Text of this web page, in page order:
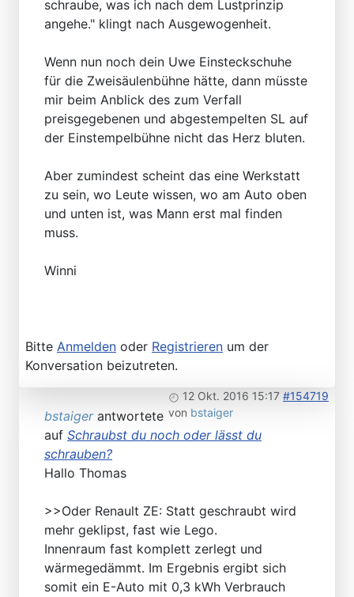
schraube, was ich nach dem Lustprinzip
angehe." klingt nach Ausgewogenheit.
Wenn nun noch dein Uwe Einsteckschuhe
für die Zweisäulenbühne hätte, dann müsste
mir beim Anblick des zum Verfall
preisgegebenen und abgestempelten SL auf
der Einstempelbühne nicht das Herz bluten.
Aber zumindest scheint das eine Werkstatt
zu sein, wo Leute wissen, wo am Auto oben
und unten ist, was Mann erst mal finden
muss.
Winni
Bitte Anmelden oder Registrieren um der
Konversation beizutreten.
12 Okt. 2016 15:17 #154719
von bstaiger
bstaigerantwortete
auf Schraubst du noch oder lässt du
schrauben?
Hallo Thomas
>>Oder Renault ZE: Statt geschraubt wird
mehr geklipst, fast wie Lego.
Innenraum fast komplett zerlegt und
wärmegedämmt. Im Ergebnis ergibt sich
somit ein E-Auto mit 0,3 kWh Verbrauch